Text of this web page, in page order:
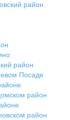
район
район
Посаде
район
район